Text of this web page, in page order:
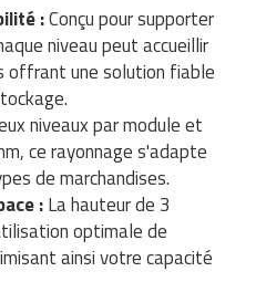
:Conçu pour supporter
niveau peut accueillir
offrant une solution fiable
niveaux par module et
ce rayonnage s'adapte
de marchandises.
:La hauteur de 3
optimale de
ainsi votre capacité